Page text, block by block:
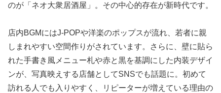
のが「ネオ大衆居酒屋」。その中心的存在が新時代です。
店内BGMにはJ-POPや洋楽のポップスが流れ、若者に親
しまれやすい空間作りがされています。さらに、壁に貼ら
れた手書き風メニュー札や赤と黒を基調にした内装デザイ
ンが、写真映えする店舗としてSNSでも話題に。初めて
訪れる人でも入りやすく、リピーターが増えている理由の